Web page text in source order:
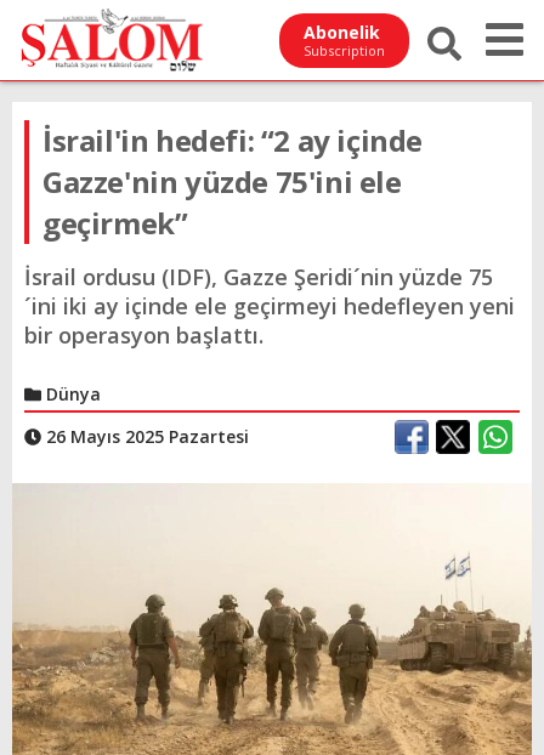
Abonelik
Subscription
İsrail'in hedefi: “2 ay içinde
Gazze'nin yüzde 75'ini ele
geçirmek”
İsrail ordusu (IDF), Gazze Şeridi´nin yüzde 75
´ini iki ay içinde ele geçirmeyi hedefleyen yeni
bir operasyon başlattı.
Dünya
26 Mayıs 2025 Pazartesi